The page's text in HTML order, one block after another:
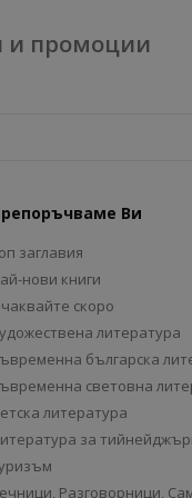
и промоции
Ви
заглавия
нови книги
скоро
литература
българска
световна
литература
за
Разговорници,